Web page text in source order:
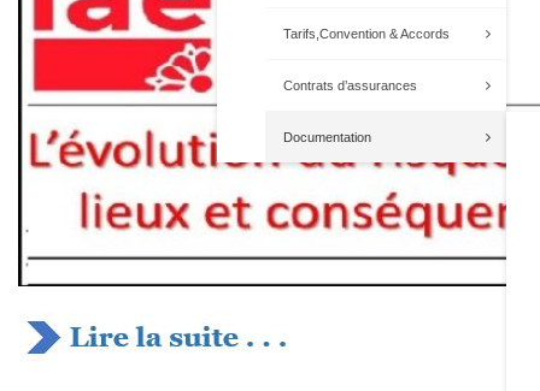
Tarifs,Convention & Accords
Contrats d’assurances
Documentation